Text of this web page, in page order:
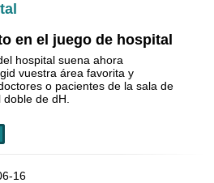
en el juego de hospital
hospital suena ahora
vuestra área favorita y
o pacientes de la sala de
de dH.
16